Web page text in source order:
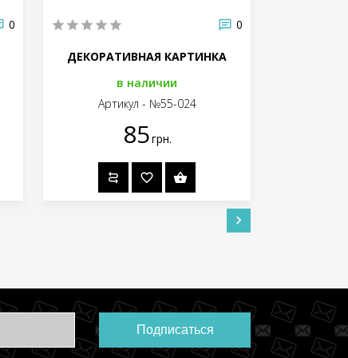
0 0
ДЕКОРАТИВНАЯ КАРТИНКА
в наличии
Артикул - №55-024
85грн.
Подписаться